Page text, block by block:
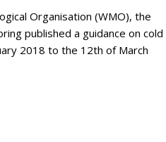
Organisation (WMO), the
published a guidance on cold
2018 to the 12th of March